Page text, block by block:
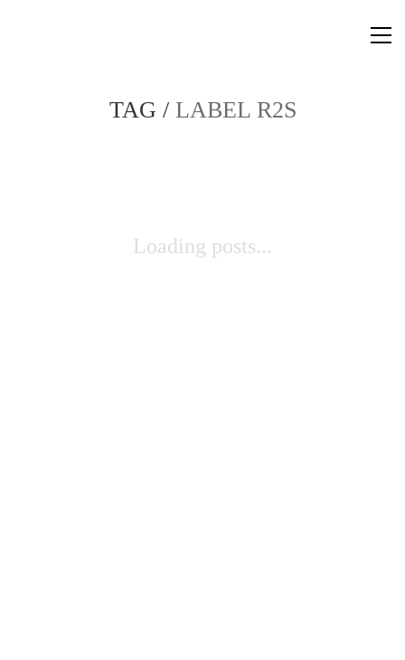
TAG / LABEL R2S
Loading posts...